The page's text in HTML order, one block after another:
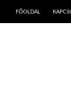
FŐOLDAL